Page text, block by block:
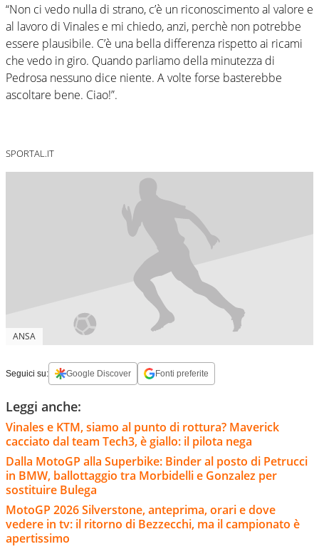
“Non ci vedo nulla di strano, c’è un riconoscimento al valore e
al lavoro di Vinales e mi chiedo, anzi, perchè non potrebbe
essere plausibile. C’è una bella differenza rispetto ai ricami
che vedo in giro. Quando parliamo della minutezza di
Pedrosa nessuno dice niente. A volte forse basterebbe
ascoltare bene. Ciao!”.
SPORTAL.IT
ANSA
Seguici su: Google Discover Fonti preferite
Leggi anche:
Vinales e KTM, siamo al punto di rottura? Maverick
cacciato dal team Tech3, è giallo: il pilota nega
Dalla MotoGP alla Superbike: Binder al posto di Petrucci
in BMW, ballottaggio tra Morbidelli e Gonzalez per
sostituire Bulega
MotoGP 2026 Silverstone, anteprima, orari e dove
vedere in tv: il ritorno di Bezzecchi, ma il campionato è
apertissimo